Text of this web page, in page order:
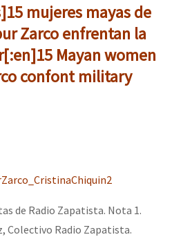
mujeres mayas de
Zarco enfrentan la
Mayan women
confont military
de Radio Zapatista. Nota 1.
Colectivo Radio Zapatista.